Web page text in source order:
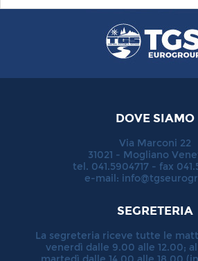
DOVE SIAMO
Via Marconi 22
31021 - Mogliano
tel. 041.5904717 - fax
e-mail:
SEGRETERIA
La segreteria riceve tutte le
venerdì dalle 9.00 alle 12.00;